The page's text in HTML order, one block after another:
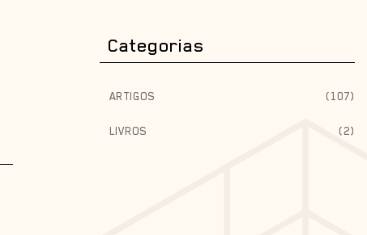
Categorias
ARTIGOS (107)
LIVROS (2)